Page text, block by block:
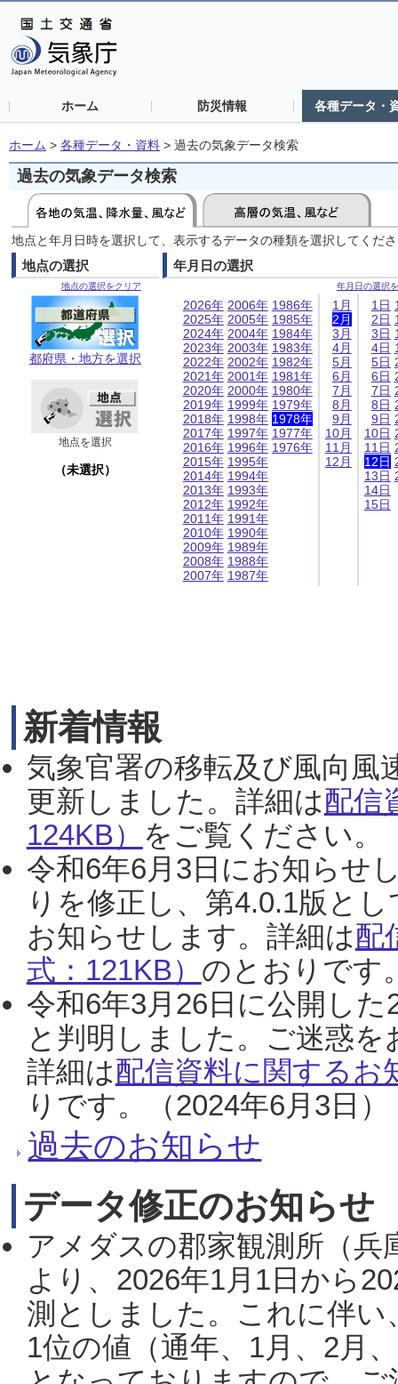
ホーム 防災情報 各種データ・
ホーム > 各種データ・資料 > 過去の気象データ検索
過去の気象データ検索
地点と年月日時を選択して、表示するデータの種類を選択してくだ
地点の選択
地点の選択をクリア
都府県・地方を選択
地点を選択
（未選択）
年月日の選択
年月日の選択
2026年
2025年
2024年
2023年
2022年
2021年
2020年
2019年
2018年
2017年
2016年
2015年
2014年
2013年
2012年
2011年
2010年
2009年
2008年
2007年
2006年
2005年
2004年
2003年
2002年
2001年
2000年
1999年
1998年
1997年
1996年
1995年
1994年
1993年
1992年
1991年
1990年
1989年
1988年
1987年
1986年
1985年
1984年
1983年
1982年
1981年
1980年
1979年
1978年
1977年
1976年
1月
2月
3月
4月
5月
6月
7月
8月
9月
10月
11月
12月
1日
2日
3日
4日
5日
6日
7日
8日
9日
10日
11日
12日
13日
14日
15日
新着情報
気象官署の移転及び風向風
更新しました。詳細は配信
124KB） をご覧ください。
令和6年6月3日にお知らせ
りを修正し、第4.0.1版と
お知らせします。詳細は配
式：121KB） のとおりです
令和6年3月26日に公開し
と判明しました。ご迷惑
詳細は配信資料に関するお
りです。（2024年6月3日）
過去のお知らせ
データ修正のお知らせ
アメダスの郡家観測所（
より、2026年1月1日から
測としました。これに伴い
1位の値（通年、1月、2月